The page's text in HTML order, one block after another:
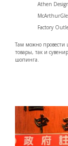
Аthen
Factory
Там можно провести
товары, так и
шопинга.